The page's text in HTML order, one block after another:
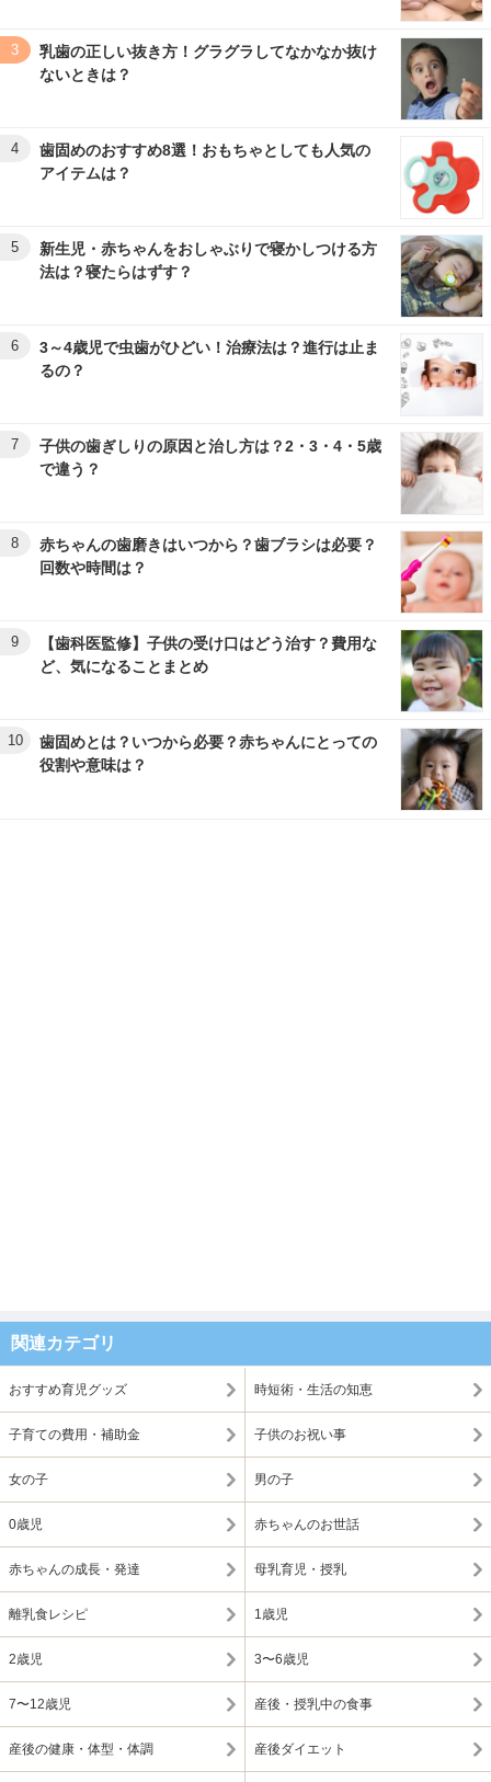
3
乳歯の正しい抜き方！グラグラしてなかなか抜け
ないときは？
4
歯固めのおすすめ8選！おもちゃとしても人気の
アイテムは？
5
新生児・赤ちゃんをおしゃぶりで寝かしつける方
法は？寝たらはずす？
6
3～4歳児で虫歯がひどい！治療法は？進行は止ま
るの？
7
子供の歯ぎしりの原因と治し方は？2・3・4・5歳
で違う？
8
赤ちゃんの歯磨きはいつから？歯ブラシは必要？
回数や時間は？
9
【歯科医監修】子供の受け口はどう治す？費用な
ど、気になることまとめ
10
歯固めとは？いつから必要？赤ちゃんにとっての
役割や意味は？
関連カテゴリ
おすすめ育児グッズ 時短術・生活の知恵
子育ての費用・補助金 子供のお祝い事
女の子 男の子
0歳児 赤ちゃんのお世話
赤ちゃんの成長・発達 母乳育児・授乳
離乳食レシピ 1歳児
2歳児 3〜6歳児
7〜12歳児 産後・授乳中の食事
産後の健康・体型・体調 産後ダイエット